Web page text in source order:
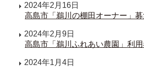
2024年2月16日
高島市「鵜川の棚田オーナー」募
2024年2月9日
高島市「鵜川ふれあい農園」利用
2024年1月4日